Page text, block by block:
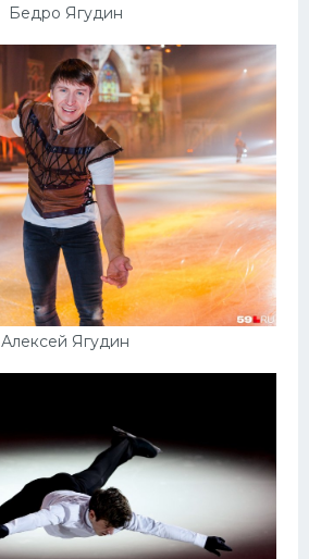
Бедро Ягудин
Алексей Ягудин